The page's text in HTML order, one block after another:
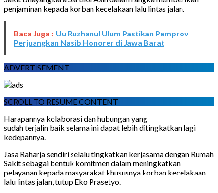
penjaminan kepada korban kecelakaan lalu lintas jalan.
Baca Juga : Uu Ruzhanul Ulum Pastikan Pemprov
Perjuangkan Nasib Honorer di Jawa Barat
ADVERTISEMENT
SCROLL TO RESUME CONTENT
Harapannya kolaborasi dan hubungan yang
sudah terjalin baik selama ini dapat lebih ditingkatkan lagi
kedepannya.
Jasa Raharja sendiri selalu tingkatkan kerjasama dengan Rumah
Sakit sebagai bentuk komitmen dalam meningkatkan
pelayanan kepada masyarakat khususnya korban kecelakaan
lalu lintas jalan, tutup Eko Prasetyo.